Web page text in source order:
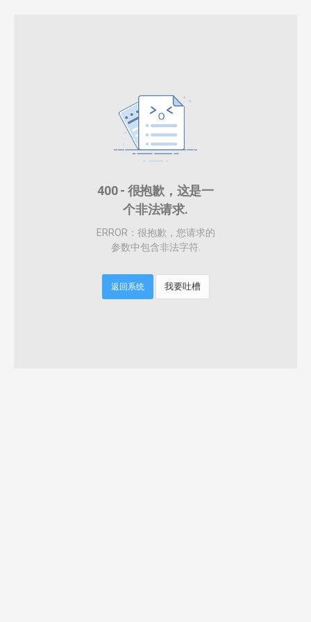
400 - 很抱歉，这是一
个非法请求.
ERROR：很抱歉，您请求的
参数中包含非法字符.
返回系统 我要吐槽